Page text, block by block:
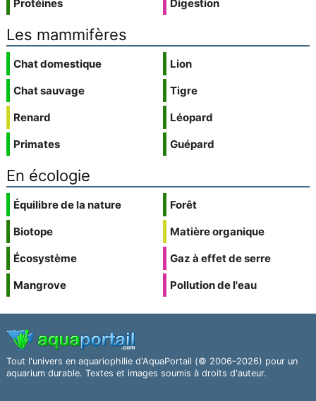
Protéines
Digestion
Les mammifères
Chat domestique
Chat sauvage
Renard
Primates
Lion
Tigre
Léopard
Guépard
En écologie
Équilibre de la nature
Biotope
Écosystème
Mangrove
Forêt
Matière organique
Gaz à effet de serre
Pollution de l'eau
Tout l'univers en aquariophilie d'AquaPortail (© 2006–2026) pour un
aquarium durable. Textes et images soumis à droits d'auteur.